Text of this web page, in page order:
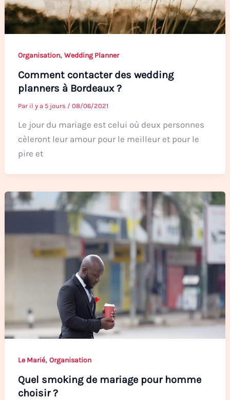
Organisation, Wedding Planner
Comment contacter des wedding
planners à Bordeaux ?
Par il y a 5 jours / 08/06/2021
Le jour du mariage est celui où deux personnes
cèleront leur amour pour le meilleur et pour le
pire et
Le Marié, Organisation
Quel smoking de mariage pour homme
choisir ?